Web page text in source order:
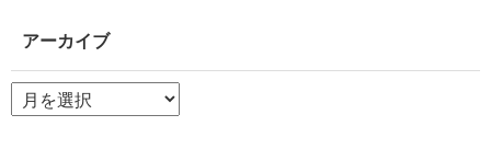
アーカイブ
ア
ー